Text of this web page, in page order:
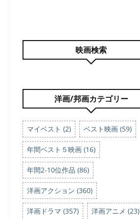
映画検索
洋画/邦画カテゴリー
マイベスト (2) ベスト映画 (59)
年間ベスト５映画 (16)
年間2-10位作品 (86)
洋画アクション (360)
洋画ドラマ (357) 洋画アニメ (23)